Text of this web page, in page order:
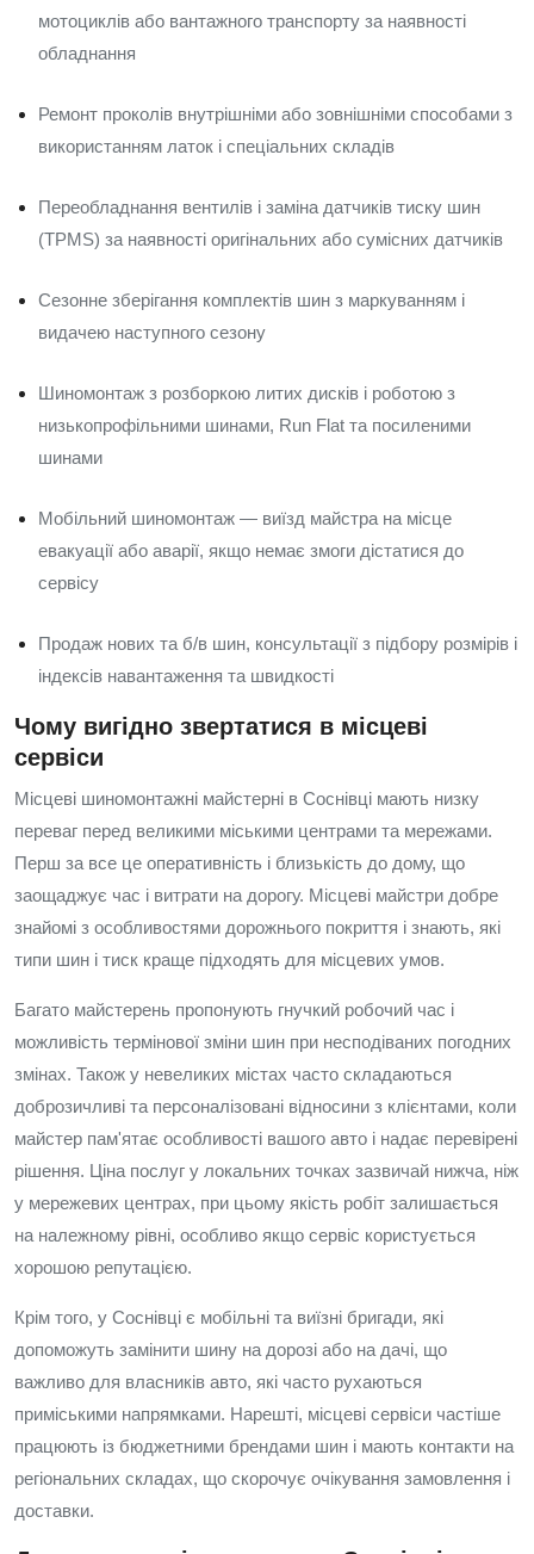
мотоциклів або вантажного транспорту за наявності
обладнання
Ремонт проколів внутрішніми або зовнішніми способами з
використанням латок і спеціальних складів
Переобладнання вентилів і заміна датчиків тиску шин
(TPMS) за наявності оригінальних або сумісних датчиків
Сезонне зберігання комплектів шин з маркуванням і
видачею наступного сезону
Шиномонтаж з розборкою литих дисків і роботою з
низькопрофільними шинами, Run Flat та посиленими
шинами
Мобільний шиномонтаж — виїзд майстра на місце
евакуації або аварії, якщо немає змоги дістатися до
сервісу
Продаж нових та б/в шин, консультації з підбору розмірів і
індексів навантаження та швидкості
Чому вигідно звертатися в місцеві
сервіси
Місцеві шиномонтажні майстерні в Соснівці мають низку
переваг перед великими міськими центрами та мережами.
Перш за все це оперативність і близькість до дому, що
заощаджує час і витрати на дорогу. Місцеві майстри добре
знайомі з особливостями дорожнього покриття і знають, які
типи шин і тиск краще підходять для місцевих умов.
Багато майстерень пропонують гнучкий робочий час і
можливість термінової зміни шин при несподіваних погодних
змінах. Також у невеликих містах часто складаються
доброзичливі та персоналізовані відносини з клієнтами, коли
майстер пам'ятає особливості вашого авто і надає перевірені
рішення. Ціна послуг у локальних точках зазвичай нижча, ніж
у мережевих центрах, при цьому якість робіт залишається
на належному рівні, особливо якщо сервіс користується
хорошою репутацією.
Крім того, у Соснівці є мобільні та виїзні бригади, які
допоможуть замінити шину на дорозі або на дачі, що
важливо для власників авто, які часто рухаються
приміськими напрямками. Нарешті, місцеві сервіси частіше
працюють із бюджетними брендами шин і мають контакти на
регіональних складах, що скорочує очікування замовлення і
доставки.